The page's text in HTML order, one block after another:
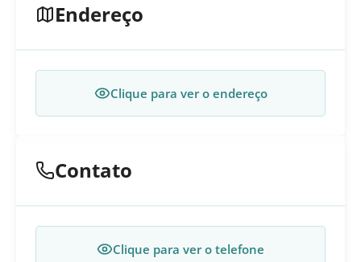
Endereço
Clique para ver o endereço
Contato
Clique para ver o telefone